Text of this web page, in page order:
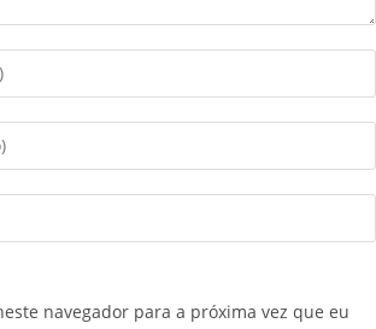
navegador para a próxima vez que eu